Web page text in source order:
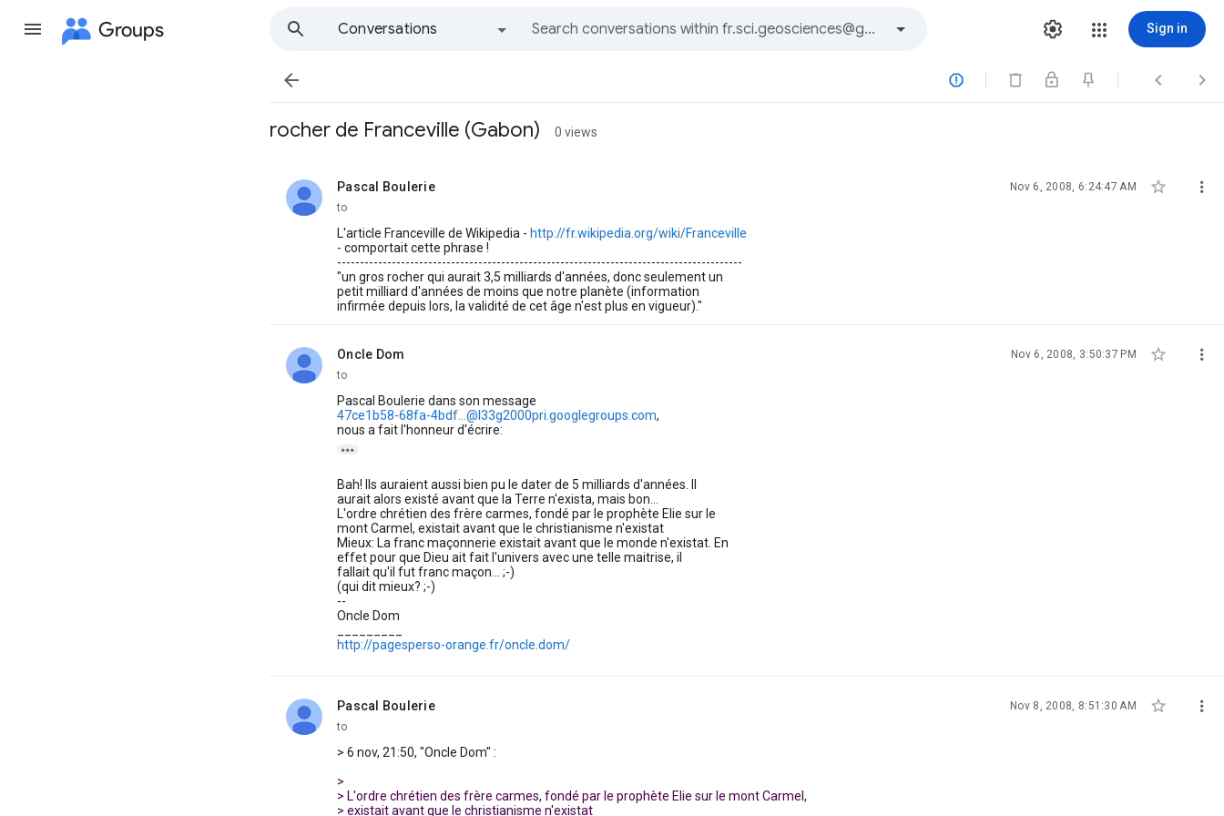
Groups
Conversations
Sign in
   
rocher de Franceville (Gabon) 0 views
Pascal Boulerie
unread, Nov 6, 2008, 6:24:47 AM  
to
L'article Franceville de Wikipedia - http://fr.wikipedia.org/wiki/Franceville
- comportait cette phrase !
-----------------------------------------------------------------------------------------
"un gros rocher qui aurait 3,5 milliards d'années, donc seulement un
petit milliard d'années de moins que notre planète (information
infirmée depuis lors, la validité de cet âge n'est plus en vigueur)."
Oncle Dom
unread, Nov 6, 2008, 3:50:37 PM  
to
Pascal Boulerie dans son message
47ce1b58-68fa-4bdf...@l33g2000pri.googlegroups.com,
nous a fait l'honneur d'écrire:

Bah! Ils auraient aussi bien pu le dater de 5 milliards d'années. Il
aurait alors existé avant que la Terre n'exista, mais bon...
L'ordre chrétien des frère carmes, fondé par le prophète Elie sur le
mont Carmel, existait avant que le christianisme n'existat
Mieux: La franc maçonnerie existait avant que le monde n'existat. En
effet pour que Dieu ait fait l'univers avec une telle maitrise, il
fallait qu'il fut franc maçon... ;-)
(qui dit mieux? ;-)
--
Oncle Dom
http://pagesperso-orange.fr/oncle.dom/
Pascal Boulerie
unread, Nov 8, 2008, 8:51:30 AM  
to
> 6 nov, 21:50, "Oncle Dom" :
>
> L'ordre chrétien des frère carmes, fondé par le prophète Elie sur le mont Carmel,
> existait avant que le christianisme n'existat